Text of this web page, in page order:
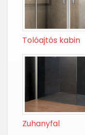
Tolóajtós kabin
Zuhanyfal